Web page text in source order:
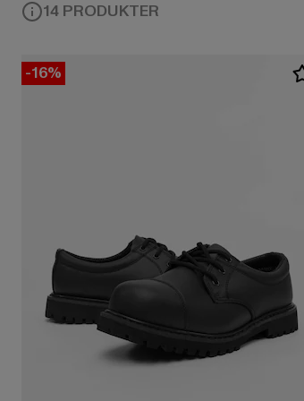
14 PRODUKTER
-16%